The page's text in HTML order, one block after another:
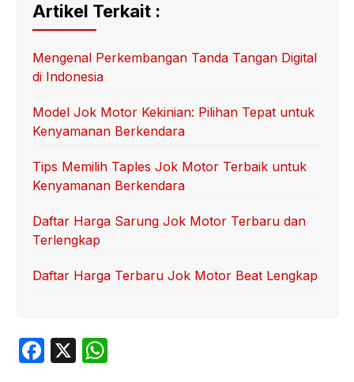
Artikel Terkait :
Mengenal Perkembangan Tanda Tangan Digital
di Indonesia
Model Jok Motor Kekinian: Pilihan Tepat untuk
Kenyamanan Berkendara
Tips Memilih Taples Jok Motor Terbaik untuk
Kenyamanan Berkendara
Daftar Harga Sarung Jok Motor Terbaru dan
Terlengkap
Daftar Harga Terbaru Jok Motor Beat Lengkap
F
X